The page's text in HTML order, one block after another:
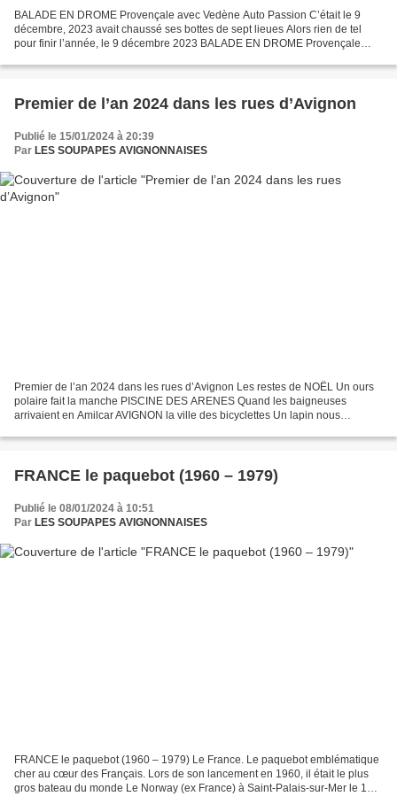
BALADE EN DROME Provençale avec Vedène Auto Passion C’était le 9
décembre, 2023 avait chaussé ses bottes de sept lieues Alors rien de tel
pour finir l’année, le 9 décembre 2023 BALADE EN DROME Provençale
Premier de l’an 2024 dans les rues d’Avignon
Publié le 15/01/2024 à 20:39
Par LES SOUPAPES AVIGNONNAISES
Premier de l’an 2024 dans les rues d’Avignon Les restes de NOËL Un ours
polaire fait la manche PISCINE DES ARENES Quand les baigneuses
arrivaient en Amilcar AVIGNON la ville des bicyclettes Un lapin nous
FRANCE le paquebot (1960 – 1979)
Publié le 08/01/2024 à 10:51
Par LES SOUPAPES AVIGNONNAISES
FRANCE le paquebot (1960 – 1979) Le France. Le paquebot emblématique
cher au cœur des Français. Lors de son lancement en 1960, il était le plus
gros bateau du monde Le Norway (ex France) à Saint-Palais-sur-Mer le 1er